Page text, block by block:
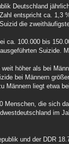
Deutschland
entspricht ca. 1,3
die
ca. 100.000 bis
Suizide.
höher als bei
bei Männern
Männern liegt etwa
Menschen, die sich
im
und der DDR